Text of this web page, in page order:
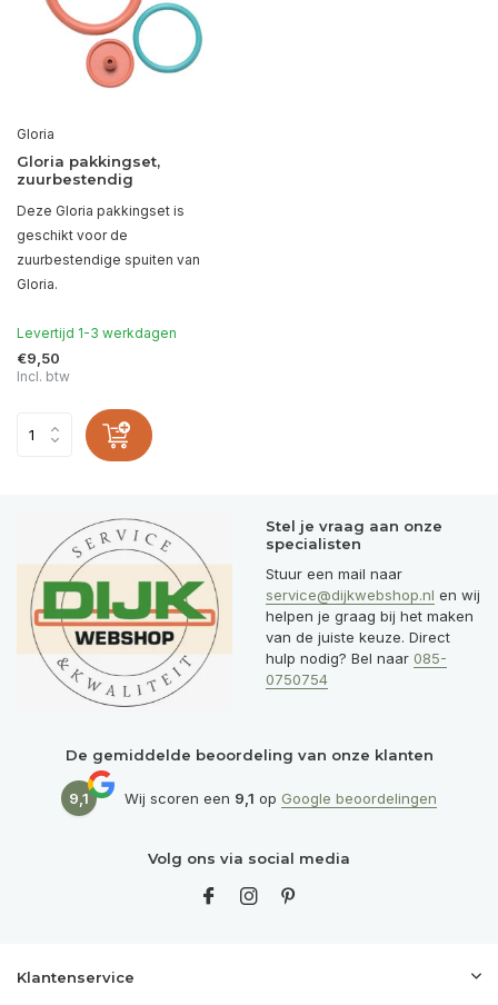
Gloria
Gloria pakkingset,
zuurbestendig
Deze Gloria pakkingset is
geschikt voor de
zuurbestendige spuiten van
Gloria.
Levertijd 1-3 werkdagen
€9,50
Incl. btw
Stel je vraag aan onze
specialisten
Stuur een mail naar
service@dijkwebshop.nl en wij
helpen je graag bij het maken
van de juiste keuze. Direct
hulp nodig? Bel naar 085-
0750754
De gemiddelde beoordeling van onze klanten
9,1 Wij scoren een 9,1 op Google beoordelingen
Volg ons via social media
Klantenservice